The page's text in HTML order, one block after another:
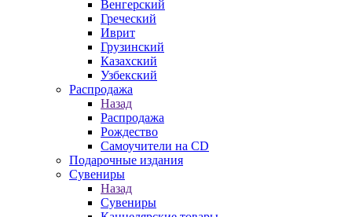
Венгерский
Греческий
Иврит
Грузинский
Казахский
Узбекский
Распродажа
Назад
Распродажа
Рождество
Самоучители на CD
Подарочные издания
Сувениры
Назад
Сувениры